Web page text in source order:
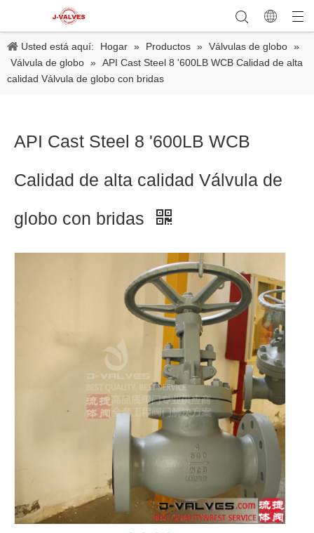
Usted está aquí: Hogar » Productos » Válvulas de globo »
Válvula de globo » API Cast Steel 8 '600LB WCB Calidad de alta
calidad Válvula de globo con bridas
API Cast Steel 8 '600LB WCB
Calidad de alta calidad Válvula de
globo con bridas